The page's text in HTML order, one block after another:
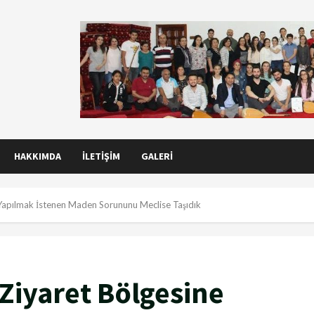
HAKKIMDA İLETIŞIM GALERI
İstenen Maden Sorununu Meclise Taşıdık
Bölgesine